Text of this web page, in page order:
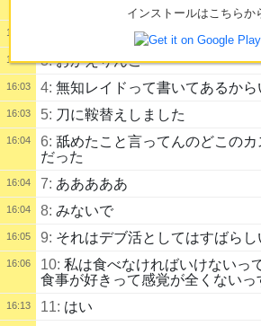
インストールはこちらか
15:58
16:02 3:おかえりんこ
16:03 4: 無知レイドって書いてあるから
16:03 5: 刀に鞍替えしました
16:04 6: 舐めたこと言ってんのどこの
だった
16:04 7: あああああ
16:04 8: みないで
16:05 9: それはデブ活としてはすばらし
16:06 10: 私は食べなければいけないっ
食事が好きって感覚が全くないっ
16:13 11: はい